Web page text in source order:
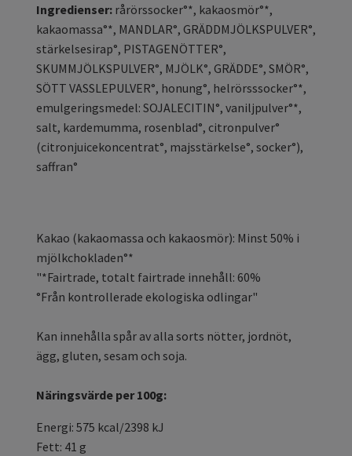
Ingredienser: rårörssocker°*, kakaosmör°*,
kakaomassa°*, MANDLAR°, GRÄDDMJÖLKSPULVER°,
stärkelsesirap°, PISTAGENÖTTER°,
SKUMMJÖLKSPULVER°, MJÖLK°, GRÄDDE°, SMÖR°,
SÖTT VASSLEPULVER°, honung°, helrörsssocker°*,
emulgeringsmedel: SOJALECITIN°, vaniljpulver°*,
salt, kardemumma, rosenblad°, citronpulver°
(citronjuicekoncentrat°, majsstärkelse°, socker°),
saffran°
Kakao (kakaomassa och kakaosmör): Minst 50% i
mjölkchokladen°*
"*Fairtrade, totalt fairtrade innehåll: 60%
°Från kontrollerade ekologiska odlingar"
Kan innehålla spår av alla sorts nötter, jordnöt,
ägg, gluten, sesam och soja.
Näringsvärde per 100g:
Energi: 575 kcal/2398 kJ
Fett: 41 g